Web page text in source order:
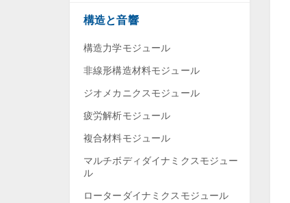
構造と音響
構造力学モジュール
非線形構造材料モジュール
ジオメカニクスモジュール
疲労解析モジュール
複合材料モジュール
マルチボディダイナミクスモジュー
ル
ローターダイナミクスモジュール